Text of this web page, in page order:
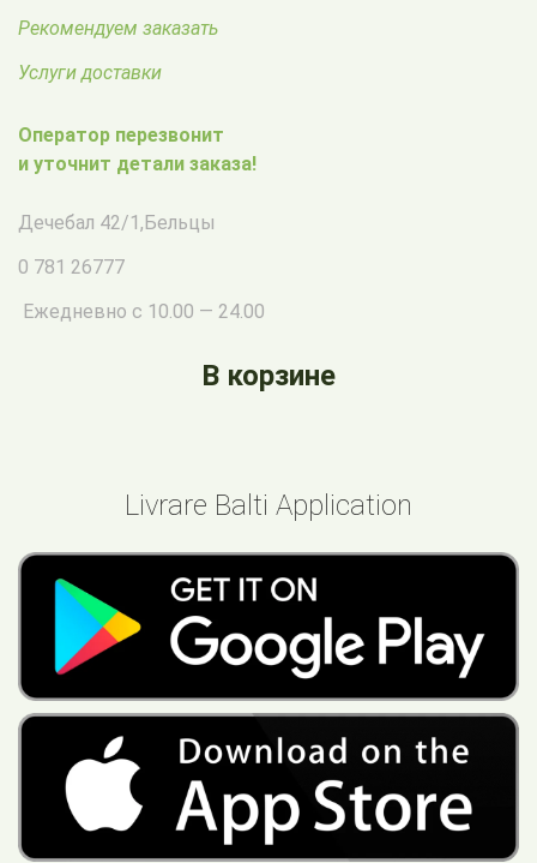
Рекомендуем заказать
Услуги доставки
Оператор перезвонит
и уточнит детали заказа!
Дечебал 42/1,Бельцы
0 781 26777
Ежедневно с 10.00 — 24.00
В корзине
Livrare Balti Application